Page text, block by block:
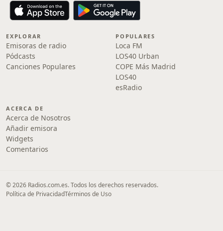
EXPLORAR
Emisoras de radio
Pódcasts
Canciones Populares
POPULARES
Loca FM
LOS40 Urban
COPE Más Madrid
LOS40
esRadio
ACERCA DE
Acerca de Nosotros
Añadir emisora
Widgets
Comentarios
© 2026 Radios.com.es. Todos los derechos reservados.
Política de PrivacidadTérminos de Uso